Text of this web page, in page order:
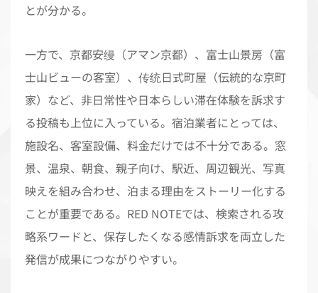
とが分かる。
一方で、京都安缦（アマン京都）、富士山景房（富
士山ビューの客室）、传统日式町屋（伝統的な京町
家）など、非日常性や日本らしい滞在体験を訴求す
る投稿も上位に入っている。宿泊業者にとっては、
施設名、客室設備、料金だけでは不十分である。窓
景、温泉、朝食、親子向け、駅近、周辺観光、写真
映えを組み合わせ、泊まる理由をストーリー化する
ことが重要である。RED NOTEでは、検索される攻
略系ワードと、保存したくなる感情訴求を両立した
発信が成果につながりやすい。